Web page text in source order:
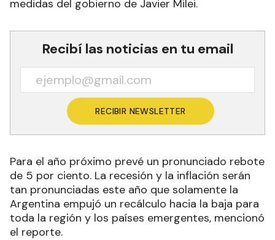
medidas del gobierno de Javier Milei.
Recibí las noticias en tu email
RECIBIR NEWSLETTER
Para el año próximo prevé un pronunciado rebote
de 5 por ciento. La recesión y la inflación serán
tan pronunciadas este año que solamente la
Argentina empujó un recálculo hacia la baja para
toda la región y los países emergentes, mencionó
el reporte.